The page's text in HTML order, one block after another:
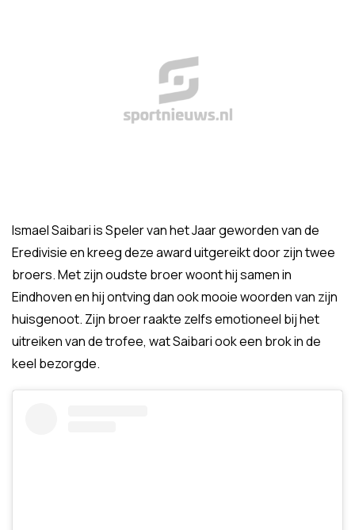
Ismael Saibari is Speler van het Jaar geworden van de
Eredivisie en kreeg deze award uitgereikt door zijn twee
broers. Met zijn oudste broer woont hij samen in
Eindhoven en hij ontving dan ook mooie woorden van zijn
huisgenoot. Zijn broer raakte zelfs emotioneel bij het
uitreiken van de trofee, wat Saibari ook een brok in de
keel bezorgde.